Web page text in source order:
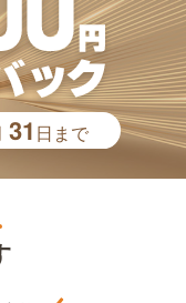
31 日まで